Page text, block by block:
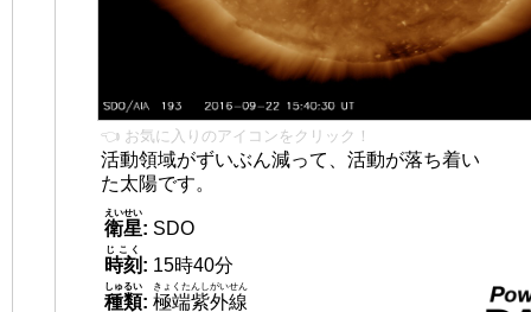
👈 お気に入りのアイコンをクリック！
活動領域がずいぶん減って、活動が落ち着い
た太陽です。
衛星
えいせい
: SDO
時刻
じこく
: 15時40分
種類
しゅるい
: 極端紫外線
きょくたんしがいせん